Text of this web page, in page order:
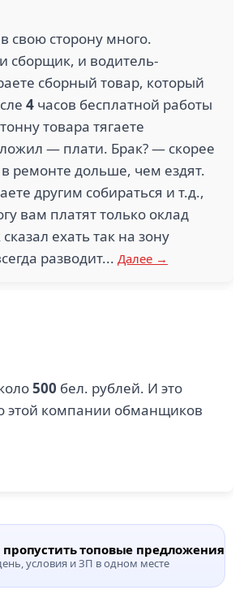
свою сторону много.
сборщик, и водитель-
сборный товар, который
4 часов бесплатной работы
товара тягаете
— плати. Брак? — скорее
ремонте дольше, чем ездят.
другим собираться и т.д.,
вам платят только оклад
ехать так на зону
разводит... Далее →
500 бел. рублей. И это
этой компании обманщиков
топовые предложения
условия и ЗП в одном месте